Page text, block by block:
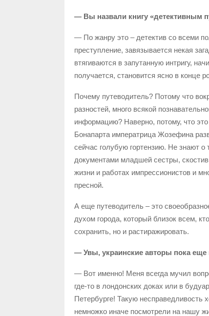
— Вы назвали книгу «детективным
— По жанру это – детектив со всеми
преступление, завязывается некая
втягиваются в запутанную интригу,
получается, становится ясно в конце
Почему путеводитель? Потому что
разностей, много всякой
информацию? Наверно, потому, что
Бонапарта императрица Жозефина
сейчас голубую гортензию. Не знают
документами младшей сестры,
жизни и работах импрессионистов и
пресной.
А еще путеводитель – это
духом города, который близок всем,
сохранить, но и растиражировать.
— Увы, украинские авторы пока
— Вот именно! Меня всегда мучил
где-то в лондонских доках или в
Петербурге! Такую
немножко иначе посмотрели на нашу